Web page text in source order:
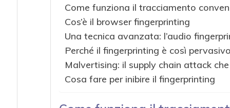
Come funziona il tracciamento
Cos’è il browser fingerprinting
Una tecnica avanzata: l’audio
Perché il fingerprinting è così
Malvertising: il supply chain attack
Cosa fare per inibire il fingerprinting